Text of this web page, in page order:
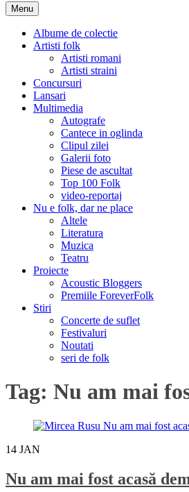
Menu Skip
to
content
Albume de colectie
Artisti folk
Artisti romani
Artisti straini
Concursuri
Lansari
Multimedia
Autografe
Cantece in oglinda
Clipul zilei
Galerii foto
Piese de ascultat
Top 100 Folk
video-reportaj
Nu e folk, dar ne place
Altele
Literatura
Muzica
Teatru
Proiecte
Acoustic Bloggers
Premiile ForeverFolk
Stiri
Concerte de suflet
Festivaluri
Noutati
seri de folk
Tag: Nu am mai
14 JAN
Nu am mai fost acasă